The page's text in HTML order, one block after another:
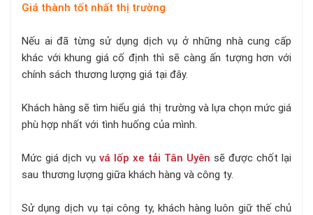
Giá thành tốt nhất thị trường
Nếu ai đã từng sử dụng dịch vụ ở những nhà cung cấp
khác với khung giá cố định thì sẽ càng ấn tượng hơn với
chính sách thương lượng giá tại đây.
Khách hàng sẽ tìm hiểu giá thị trường và lựa chọn mức giá
phù hợp nhất với tình huống của mình.
Mức giá dịch vụvá lốp xe tải Tân Uyên sẽ được chốt lại
sau thương lượng giữa khách hàng và công ty.
Sử dụng dịch vụ tại công ty, khách hàng luôn giữ thế chủ